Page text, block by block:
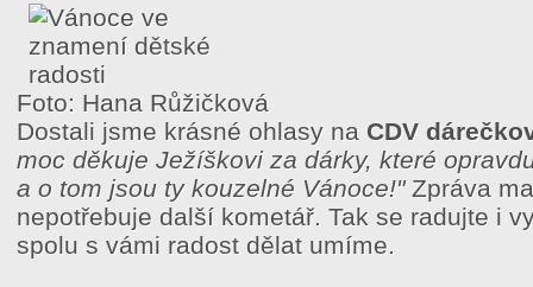
Foto: Hana Růžičková
Dostali jsme krásné ohlasy na CDV
moc děkuje Ježíškovi za dárky, které
a o tom jsou ty kouzelné Vánoce!"Zpráva
nepotřebuje další kometář. Tak se radujte i
spolu s vámi radost dělat umíme.